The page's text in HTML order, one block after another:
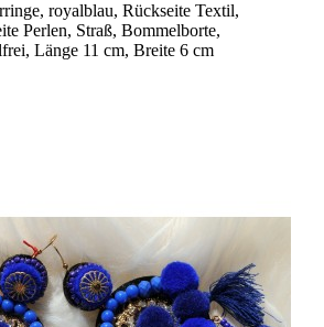
royalblau, Rückseite Textil,
Perlen, Straß, Bommelborte,
Länge 11 cm, Breite 6 cm